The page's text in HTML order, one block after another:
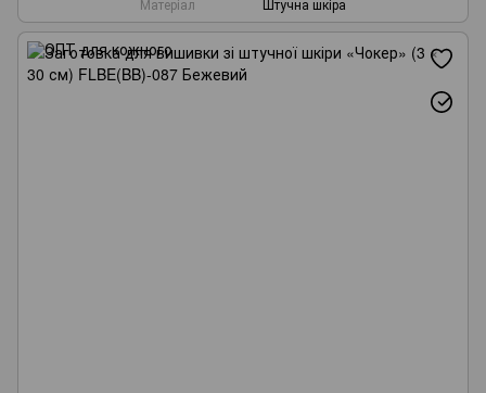
Матеріал
Штучна шкіра